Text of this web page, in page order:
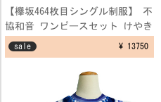
【欅坂464枚目シングル制服】 不
協和音 ワンピースセット けやき
坂 ブルー 制服コスプレ衣装
sale ¥ 13750